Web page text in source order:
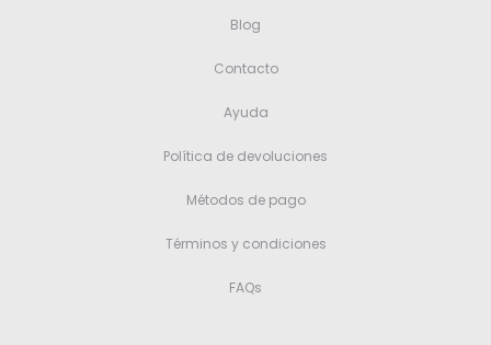
Blog
Contacto
Ayuda
Política de devoluciones
Métodos de pago
Términos y condiciones
FAQs